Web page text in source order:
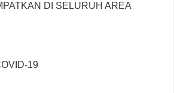
DI SELURUH AREA
19